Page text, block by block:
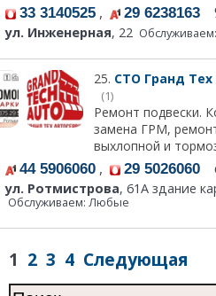
33 3140525 , 29 6238163
ул. Инженерная, 22
25. СТО Гранд Тех
(1)
Ремонт подвески.
замена ГРМ,
выхлопной и
44 5906060 , 29 5026060
ул. Ротмистрова, 61А здание
Обслуживаем: Любые
1 2 3 4 Следующая